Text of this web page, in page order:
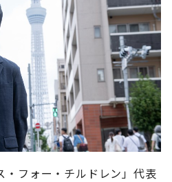
・フォー・チルドレン」代表